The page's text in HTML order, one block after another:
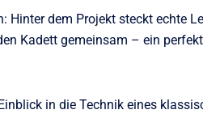
Hinter dem Projekt steckt echte
Kadett gemeinsam – ein
in die Technik eines